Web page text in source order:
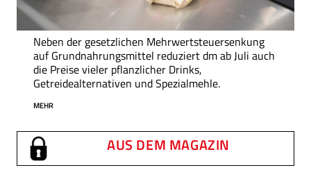
Neben der gesetzlichen Mehrwertsteuersenkung
auf Grundnahrungsmittel reduziert dm ab Juli auch
die Preise vieler pflanzlicher Drinks,
Getreidealternativen und Spezialmehle.
MEHR
AUS DEM MAGAZIN